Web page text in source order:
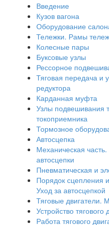
Введение
Кузов вагона
Оборудование
Тележки. Рамы
Колесные пары
Буксовые узлы
Рессорное
Тяговая передача и
редуктора
Карданная муфта
Узлы подвешивания
токоприемника
Тормозное
Автосцепка
Механическая
автосцепки
Пневматическая и
Порядок сцепления
Уход за автосцепкой
Тяговые двигатели.
Устройство тягового
Работа тягового